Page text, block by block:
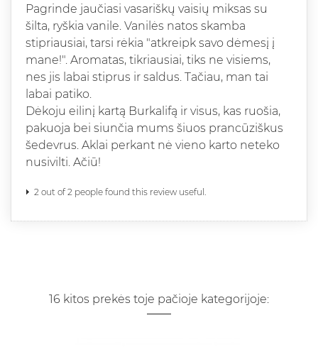
Pagrinde jaučiasi vasariškų vaisių miksas su
šilta, ryškia vanile. Vanilės natos skamba
stipriausiai, tarsi rėkia "atkreipk savo dėmesį į
mane!". Aromatas, tikriausiai, tiks ne visiems,
nes jis labai stiprus ir saldus. Tačiau, man tai
labai patiko.
Dėkoju eilinį kartą Burkalifą ir visus, kas ruošia,
pakuoja bei siunčia mums šiuos prancūziškus
šedevrus. Aklai perkant nė vieno karto neteko
nusivilti. Ačiū!
2 out of 2 people found this review useful.
16 kitos prekės toje pačioje kategorijoje: